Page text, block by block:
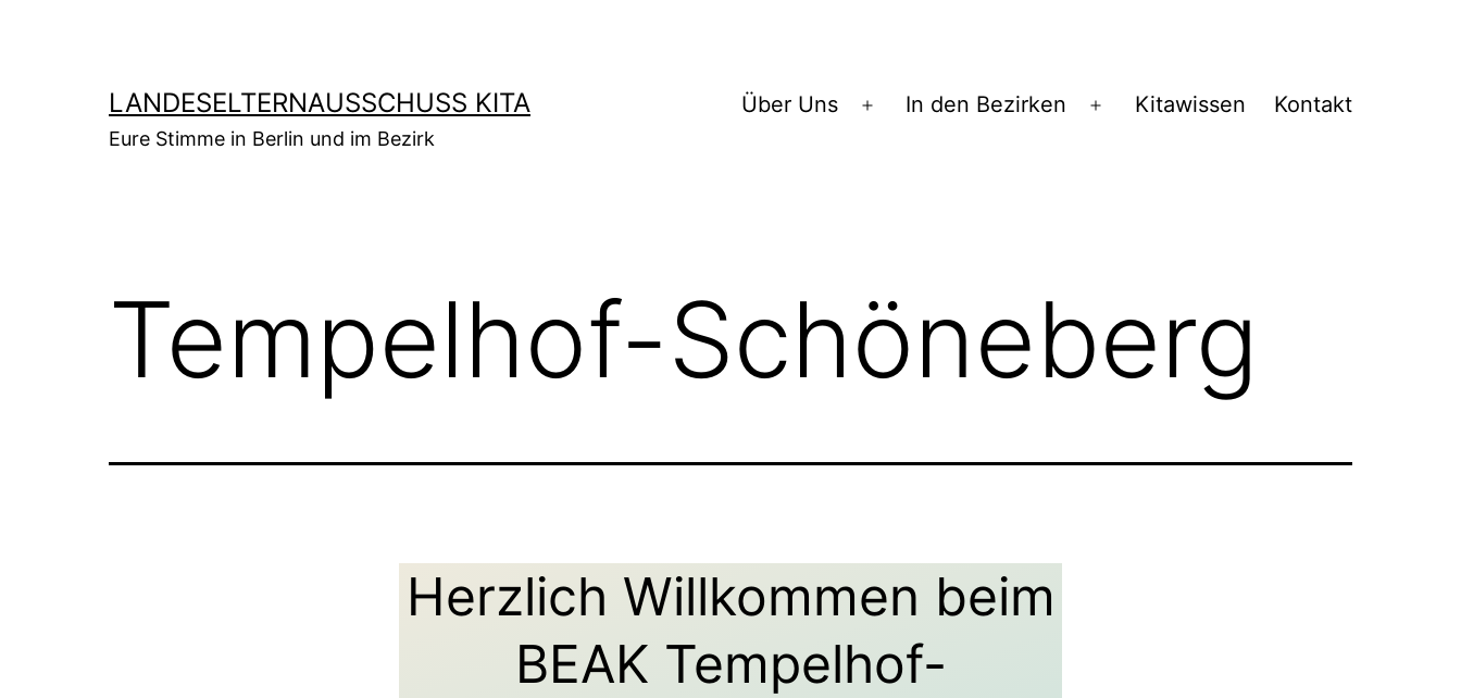
LANDESELTERNAUSSCHUSS KITA
Eure Stimme in Berlin und im Bezirk
Über Uns
Menü
In den Bezirken
Menü
Kitawissen Kontakt
Tempelhof-Schöneberg
Herzlich Willkommen beim
BEAK Tempelhof-